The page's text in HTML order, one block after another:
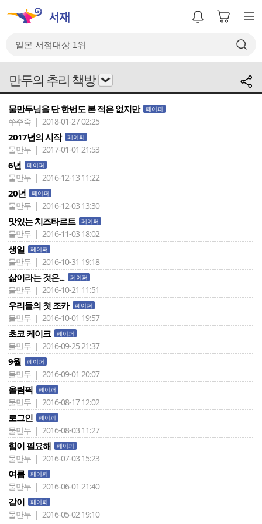
만두의 추리 책방
물만두님을 단 한번도 본 적은 없지만 페이퍼
쭈주죽 | 2018-01-27 02:25
2017년의 시작 페이퍼
물만두 | 2017-01-01 21:53
6년 페이퍼
물만두 | 2016-12-13 11:22
20년 페이퍼
물만두 | 2016-12-03 13:30
맛있는 치즈타르트 페이퍼
물만두 | 2016-11-03 18:02
생일 페이퍼
물만두 | 2016-10-31 19:18
삶이라는 것은... 페이퍼
물만두 | 2016-10-21 11:51
우리들의 첫 조카 페이퍼
물만두 | 2016-10-01 19:57
초코 케이크 페이퍼
물만두 | 2016-09-25 21:37
9월 페이퍼
물만두 | 2016-09-01 20:07
올림픽 페이퍼
물만두 | 2016-08-17 12:02
로그인 페이퍼
물만두 | 2016-08-03 11:27
힘이 필요해 페이퍼
물만두 | 2016-07-03 15:23
여름 페이퍼
물만두 | 2016-06-01 21:40
같이 페이퍼
물만두 | 2016-05-02 19:10